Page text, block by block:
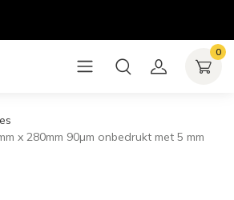
0
x 280mm 90µm onbedrukt met 5 mm